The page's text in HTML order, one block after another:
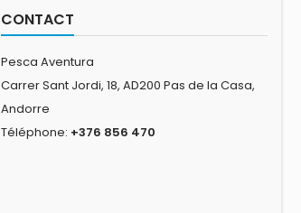
CONTACT
Pesca Aventura
Carrer Sant Jordi, 18, AD200 Pas de la Casa,
Andorre
Téléphone: +376 856 470